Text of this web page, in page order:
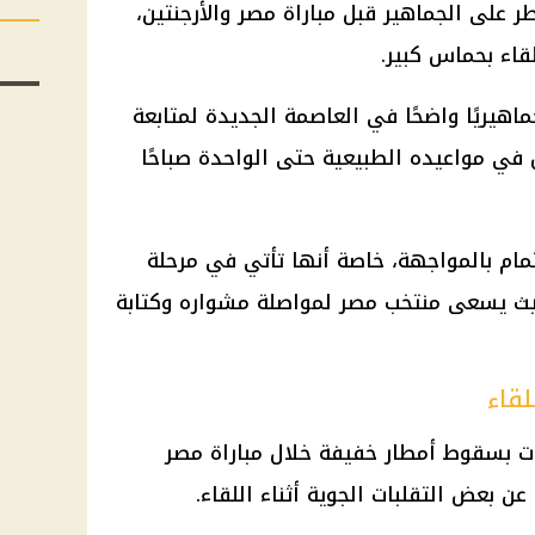
على الجماهير قبل مباراة مصر والأرجنتين،
بحماس كبير.
واضحًا في العاصمة الجديدة لمتابعة
في مواعيده الطبيعية حتى الواحدة صباحًا
بالمواجهة، خاصة أنها تأتي في مرحلة
يسعى منتخب مصر لمواصلة مشواره وكتابة
أمطار خفيفة خلال مباراة مصر
بعض التقلبات الجوية أثناء اللقاء.